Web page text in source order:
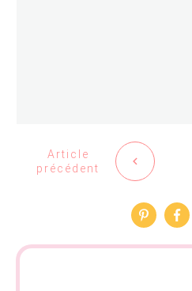
Article
précédent